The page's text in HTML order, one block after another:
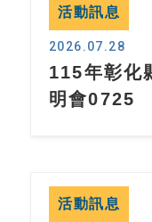
活動訊息
2026.07.28
115年彰化
明會0725
活動訊息